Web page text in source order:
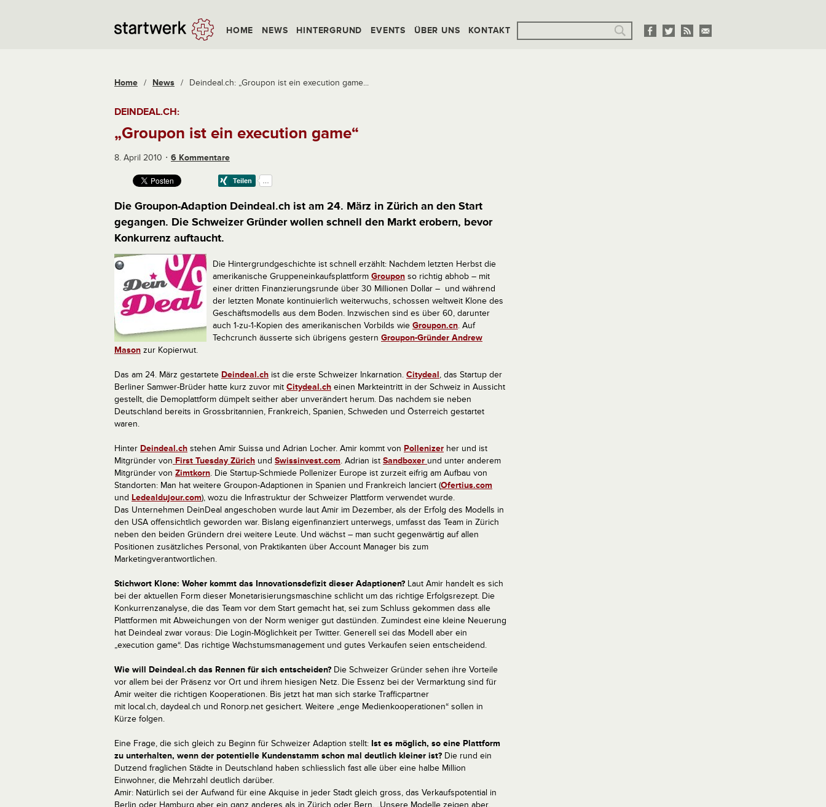
HOME NEWS HINTERGRUND EVENTS ÜBER UNS KONTAKT
Home / News / Deindeal.ch: „Groupon ist ein execution game...
DEINDEAL.CH:
„Groupon ist ein execution game“
8. April 2010 6 Kommentare
Die Groupon-Adaption Deindeal.ch ist am 24. März in Zürich an den Start
gegangen. Die Schweizer Gründer wollen schnell den Markt erobern, bevor
Konkurrenz auftaucht.
Die Hintergrundgeschichte ist schnell erzählt: Nachdem letzten Herbst die
amerikanische Gruppeneinkaufsplattform Groupon so richtig abhob – mit
einer dritten Finanzierungsrunde über 30 Millionen Dollar – und während
der letzten Monate kontinuierlich weiterwuchs, schossen weltweit Klone des
Geschäftsmodells aus dem Boden. Inzwischen sind es über 60, darunter
auch 1-zu-1-Kopien des amerikanischen Vorbilds wie Groupon.cn. Auf
Techcrunch äusserte sich übrigens gestern Groupon-Gründer Andrew
Mason zur Kopierwut.
Das am 24. März gestartete Deindeal.ch ist die erste Schweizer Inkarnation. Citydeal, das Startup der
Berliner Samwer-Brüder hatte kurz zuvor mit Citydeal.ch einen Markteintritt in der Schweiz in Aussicht
gestellt, die Demoplattform dümpelt seither aber unverändert herum. Das nachdem sie neben
Deutschland bereits in Grossbritannien, Frankreich, Spanien, Schweden und Österreich gestartet
waren.
Hinter Deindeal.ch stehen Amir Suissa und Adrian Locher. Amir kommt von Pollenizer her und ist
Mitgründer von First Tuesday Zürich und Swissinvest.com. Adrian ist Sandboxer und unter anderem
Mitgründer von Zimtkorn. Die Startup-Schmiede Pollenizer Europe ist zurzeit eifrig am Aufbau von
Standorten: Man hat weitere Groupon-Adaptionen in Spanien und Frankreich lanciert (Ofertius.com
und Ledealdujour.com), wozu die Infrastruktur der Schweizer Plattform verwendet wurde.
Das Unternehmen DeinDeal angeschoben wurde laut Amir im Dezember, als der Erfolg des Modells in
den USA offensichtlich geworden war. Bislang eigenfinanziert unterwegs, umfasst das Team in Zürich
neben den beiden Gründern drei weitere Leute. Und wächst – man sucht gegenwärtig auf allen
Positionen zusätzliches Personal, von Praktikanten über Account Manager bis zum
Marketingverantwortlichen.
Stichwort Klone: Woher kommt das Innovationsdefizit dieser Adaptionen? Laut Amir handelt es sich
bei der aktuellen Form dieser Monetarisierungsmaschine schlicht um das richtige Erfolgsrezept. Die
Konkurrenzanalyse, die das Team vor dem Start gemacht hat, sei zum Schluss gekommen dass alle
Plattformen mit Abweichungen von der Norm weniger gut dastünden. Zumindest eine kleine Neuerung
hat Deindeal zwar voraus: Die Login-Möglichkeit per Twitter. Generell sei das Modell aber ein
„execution game“. Das richtige Wachstumsmanagement und gutes Verkaufen seien entscheidend.
Wie will Deindeal.ch das Rennen für sich entscheiden? Die Schweizer Gründer sehen ihre Vorteile
vor allem bei der Präsenz vor Ort und ihrem hiesigen Netz. Die Essenz bei der Vermarktung sind für
Amir weiter die richtigen Kooperationen. Bis jetzt hat man sich starke Trafficpartner
mit local.ch, daydeal.ch und Ronorp.net gesichert. Weitere „enge Medienkooperationen“ sollen in
Kürze folgen.
Eine Frage, die sich gleich zu Beginn für Schweizer Adaption stellt: Ist es möglich, so eine Plattform
zu unterhalten, wenn der potentielle Kundenstamm schon mal deutlich kleiner ist? Die rund ein
Dutzend fraglichen Städte in Deutschland haben schliesslich fast alle über eine halbe Million
Einwohner, die Mehrzahl deutlich darüber.
Amir: Natürlich sei der Aufwand für eine Akquise in jeder Stadt gleich gross, das Verkaufspotential in
Berlin oder Hamburg aber ein ganz anderes als in Zürich oder Bern. „Unsere Modelle zeigen aber,